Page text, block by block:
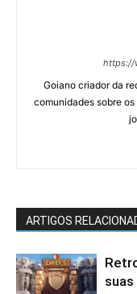
https://
Goiano criador da
comunidades sobre
ARTIGOS